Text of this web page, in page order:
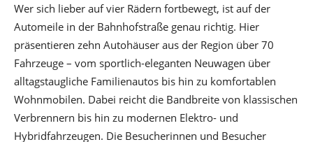
Wer sich lieber auf vier Rädern fortbewegt, ist auf der
Automeile in der Bahnhofstraße genau richtig. Hier
präsentieren zehn Autohäuser aus der Region über 70
Fahrzeuge – vom sportlich-eleganten Neuwagen über
alltagstaugliche Familienautos bis hin zu komfortablen
Wohnmobilen. Dabei reicht die Bandbreite von klassischen
Verbrennern bis hin zu modernen Elektro- und
Hybridfahrzeugen. Die Besucherinnen und Besucher